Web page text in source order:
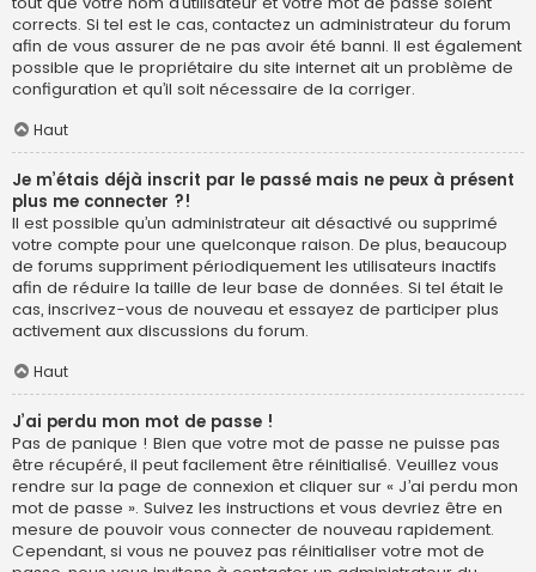
corrects. Si tel est le cas, contactez un administrateur du forum
afin de vous assurer de ne pas avoir été banni. Il est également
possible que le propriétaire du site internet ait un problème de
configuration et qu’il soit nécessaire de la corriger.
Haut
Je m’étais déjà inscrit par le passé mais ne peux à présent
plus me connecter ?!
Il est possible qu’un administrateur ait désactivé ou supprimé
votre compte pour une quelconque raison. De plus, beaucoup
de forums suppriment périodiquement les utilisateurs inactifs
afin de réduire la taille de leur base de données. Si tel était le
cas, inscrivez-vous de nouveau et essayez de participer plus
activement aux discussions du forum.
Haut
J’ai perdu mon mot de passe !
Pas de panique ! Bien que votre mot de passe ne puisse pas
être récupéré, il peut facilement être réinitialisé. Veuillez vous
rendre sur la page de connexion et cliquer sur « J’ai perdu mon
mot de passe ». Suivez les instructions et vous devriez être en
mesure de pouvoir vous connecter de nouveau rapidement.
Cependant, si vous ne pouvez pas réinitialiser votre mot de